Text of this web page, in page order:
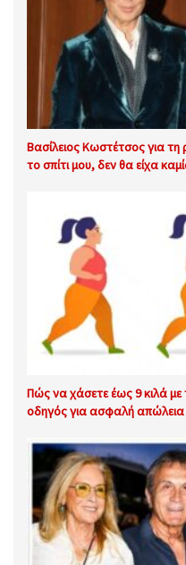
Βασίλειος Κωστέτσος για τη
το σπίτι μου, δεν θα είχα
Πώς να χάσετε έως 9 κιλά
οδηγός για ασφαλή